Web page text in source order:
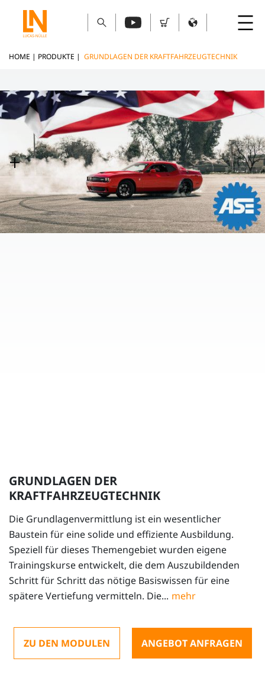
HOME | PRODUKTE | GRUNDLAGEN DER KRAFTFAHRZEUGTECHNIK
GRUNDLAGEN DER
KRAFTFAHRZEUGTECHNIK
Die Grundlagenvermittlung ist ein wesentlicher
Baustein für eine solide und effiziente Ausbildung.
Speziell für dieses Themengebiet wurden eigene
Trainingskurse entwickelt, die dem Auszubildenden
Schritt für Schritt das nötige Basiswissen für eine
spätere Vertiefung vermitteln. Die...
ZU DEN MODULEN ANGEBOT ANFRAGEN